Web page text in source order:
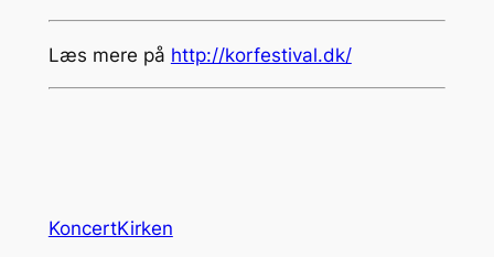
Læs mere på http://korfestival.dk/
KoncertKirken